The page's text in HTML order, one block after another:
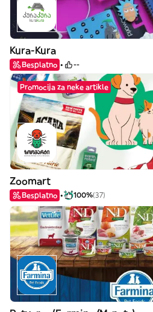
Kura-Kura
Besplatno --
Promocija za neke artikle
Zoomart
Besplatno 100%(37)